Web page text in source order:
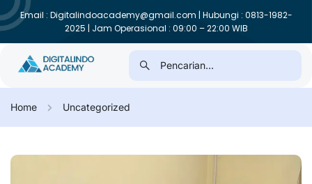
Email : Digitalindoacademy@gmail.com | Hubungi : 0813-1982-
2025 | Jam Operasional : 09:00 – 22:00 WIB
Home Uncategorized